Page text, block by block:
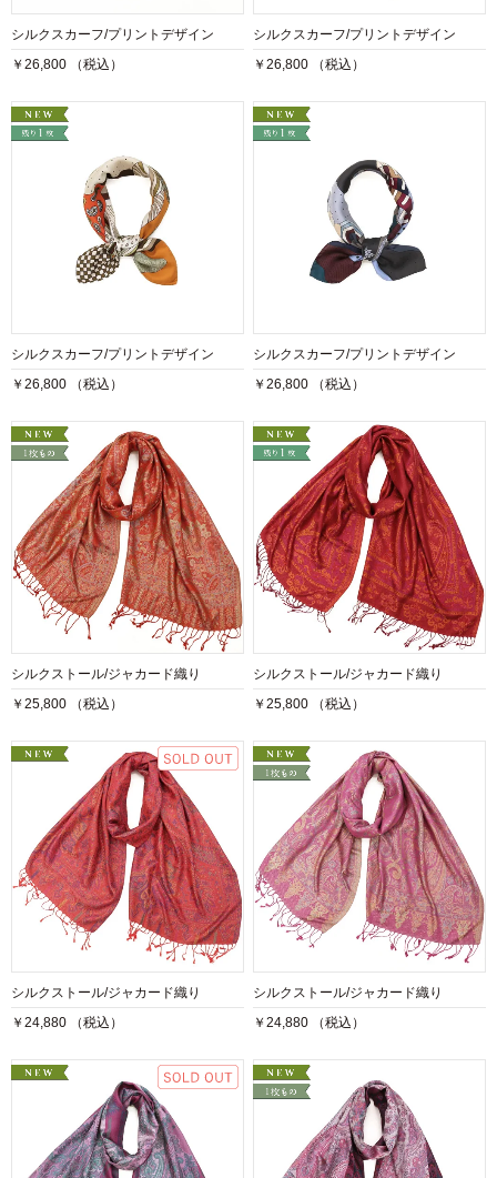
シルクスカーフ/プリントデザイン
￥26,800 （税込）
シルクスカーフ/プリントデザイン
￥26,800 （税込）
シルクスカーフ/プリントデザイン
￥26,800 （税込）
シルクスカーフ/プリントデザイン
￥26,800 （税込）
シルクストール/ジャカード織り
￥25,800 （税込）
シルクストール/ジャカード織り
￥25,800 （税込）
シルクストール/ジャカード織り
￥24,880 （税込）
シルクストール/ジャカード織り
￥24,880 （税込）